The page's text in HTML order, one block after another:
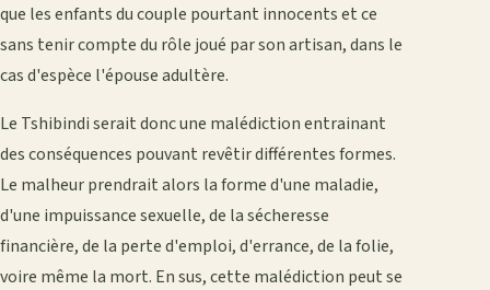
que les enfants du couple pourtant innocents et ce
sans tenir compte du rôle joué par son artisan, dans le
cas d'espèce l'épouse adultère.
Le Tshibindi serait donc une malédiction entrainant
des conséquences pouvant revêtir différentes formes.
Le malheur prendrait alors la forme d'une maladie,
d'une impuissance sexuelle, de la sécheresse
financière, de la perte d'emploi, d'errance, de la folie,
voire même la mort. En sus, cette malédiction peut se